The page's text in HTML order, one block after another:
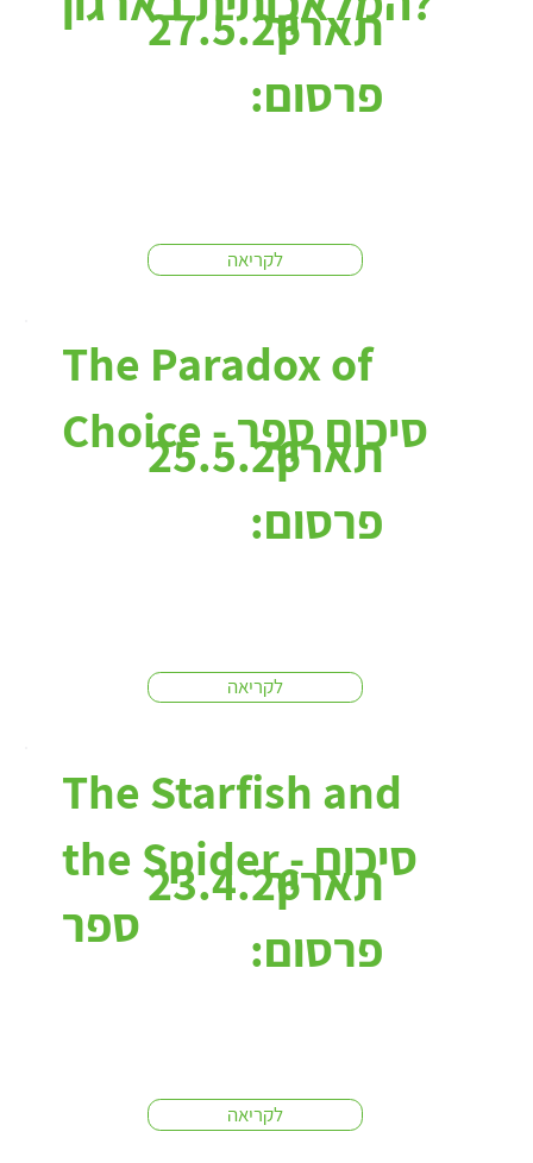
לקריאה
27.5.26תאריך
פרסום:
The Paradox of
Choice - סיכום ספר
לקריאה
25.5.26תאריך
פרסום:
The Starfish and
the Spider - סיכום
ספר
לקריאה
23.4.26תאריך
פרסום: